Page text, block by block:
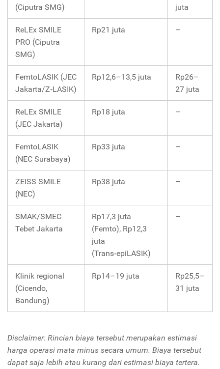
(Ciputra SMG)
juta
ReLEx SMILE
PRO (Ciputra
SMG)
Rp21 juta –
FemtoLASIK (JEC
Jakarta/Z‑LASIK)
Rp12,6–13,5 juta
Rp26–
27 juta
ReLEx SMILE
(JEC Jakarta)
Rp18 juta –
FemtoLASIK
(NEC Surabaya)
Rp33 juta –
ZEISS SMILE
(NEC)
Rp38 juta –
SMAK/SMEC
Tebet Jakarta
Rp17,3 juta
(Femto), Rp12,3
juta
(Trans‑epiLASIK)
–
Klinik regional
(Cicendo,
Bandung)
Rp14–19 juta
Rp25,5–
31 juta
Disclaimer: Rincian biaya tersebut merupakan estimasi
harga operasi mata minus secara umum. Biaya tersebut
dapat saja lebih atau kurang dari estimasi biaya tertera.